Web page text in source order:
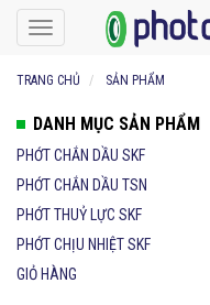
Toggle
navigation
TRANG CHỦ SẢN PHẨM
DANH MỤC SẢN PHẨM
PHỚT CHẮN DẦU SKF
PHỚT CHẮN DẦU TSN
PHỚT THUỶ LỰC SKF
PHỚT CHỊU NHIỆT SKF
GIỎ HÀNG